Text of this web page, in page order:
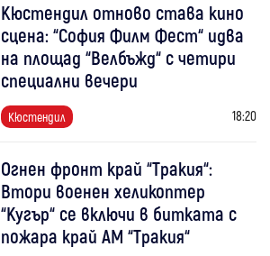
Кюстендил отново става кино
сцена: “София Филм Фест“ идва
на площад “Велбъжд“ с четири
специални вечери
Кюстендил 18:20
Огнен фронт край “Тракия“:
Втори военен хеликоптер
“Кугър“ се включи в битката с
пожара край АМ “Тракия“